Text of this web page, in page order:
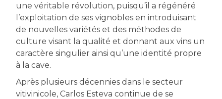
une véritable révolution, puisqu’il a régénéré
l’exploitation de ses vignobles en introduisant
de nouvelles variétés et des méthodes de
culture visant la qualité et donnant aux vins un
caractère singulier ainsi qu’une identité propre
à la cave.
Après plusieurs décennies dans le secteur
vitivinicole, Carlos Esteva continue de se